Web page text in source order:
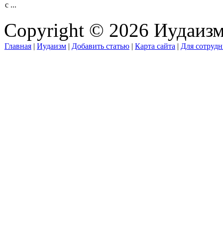
с ...
Copyright © 2026
Главная | Иудаизм | Добавить статью | Карта сайта | Для